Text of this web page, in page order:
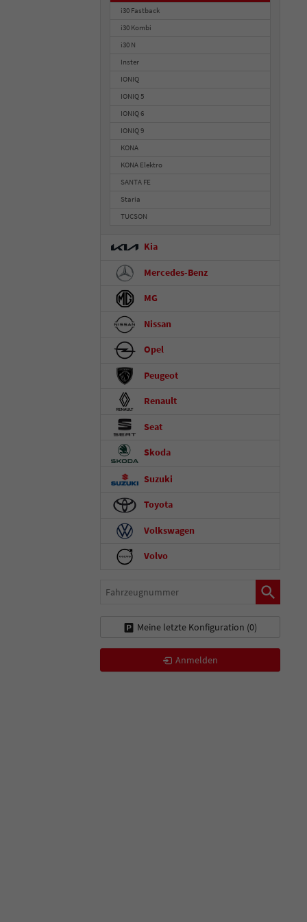
i30 Fastback
i30 Kombi
i30 N
Inster
IONIQ
IONIQ 5
IONIQ 6
IONIQ 9
KONA
KONA Elektro
SANTA FE
Staria
TUCSON
Kia
Mercedes-Benz
MG
Nissan
Opel
Peugeot
Renault
Seat
Skoda
Suzuki
Toyota
Volkswagen
Volvo
Fahrzeugnummer
Meine letzte Konfiguration (0)
Anmelden